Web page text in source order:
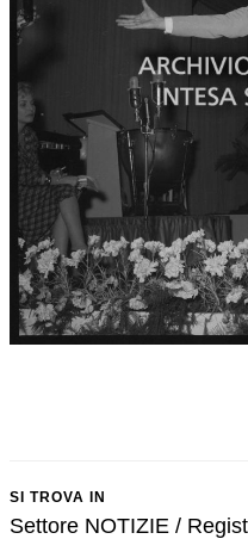
SI TROVA IN
Settore NOTIZIE /